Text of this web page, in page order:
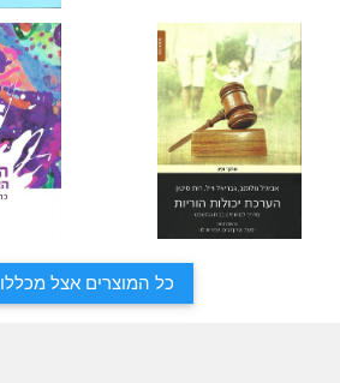
כל המוצרים אצל